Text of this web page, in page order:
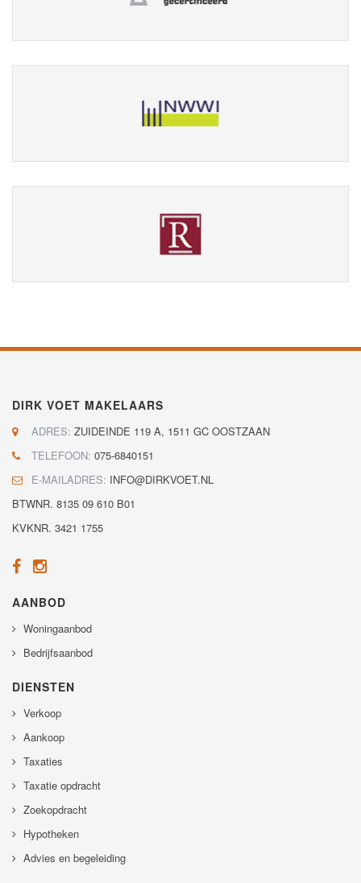
DIRK VOET MAKELAARS
ADRES: ZUIDEINDE 119 A, 1511 GC OOSTZAAN
TELEFOON: 075-6840151
E-MAILADRES: INFO@DIRKVOET.NL
BTWNR. 8135 09 610 B01
KVKNR. 3421 1755
AANBOD
Woningaanbod
Bedrijfsaanbod
DIENSTEN
Verkoop
Aankoop
Taxaties
Taxatie opdracht
Zoekopdracht
Hypotheken
Advies en begeleiding